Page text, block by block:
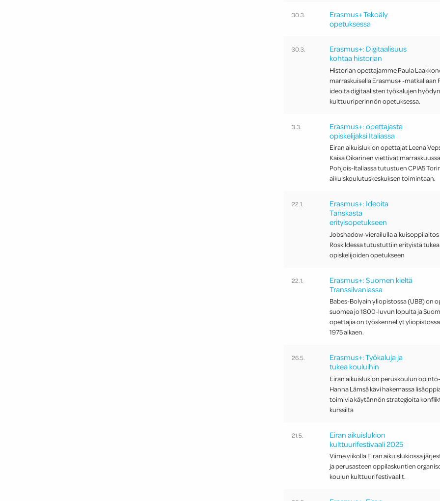
s
30.3.
Erasmus+ Tekoäly
opetuksessa
30.3.
Erasmus+: Digitaalisuus
kohtaa historian
Historian opettajamme Paula
marraskuisella Erasmus+ -matkallaan
ideoita digitaalisten työkalujen
kulttuuriperinnön opetuksessa.
3.3.
Erasmus+: opettajasta
opiskelijaksi Italiassa
Eiran aikuislukion opettajat Leena
Kaisa Oikarinen viettivät
Pohjois-Italiassa tutustuen CPIA5
aikuiskoulutuskeskuksen toimintaan.
22.1.
Erasmus+: Ideoita
Tanskasta
erityisopetukseen
Jobshadow-vierailulla aikuisoppilaitos
Roskildessa tutustuttiin erityistä
opiskelijoiden opetukseen
22.1.
Erasmus+: Suomen kieltä
Transsilvaniassa
Babes-Bolyain yliopistossa (UBB) on
suomea jo 1800-luvun lopulta ja
opettajia on työskennellyt
1975 alkaen.
26.5.
Erasmus+: Työkaluja ja
tukea kouluihin
Eiran aikuislukion peruskoulun
Hanna Lämsä kävi hakemassa
toimivia käytännön strategioita
kurssilta
21.5.
Eiran aikuislukion
kulttuurifestivaali 2025
Viime viikolla Eiran aikuislukiossa
ja perusasteen oppilaskuntien
koulun kulttuurifestivaalit.